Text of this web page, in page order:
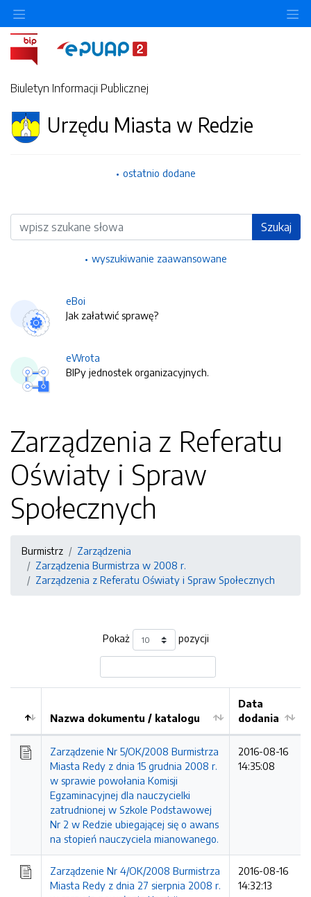
Biuletyn Informacji Publicznej
Urzędu Miasta w Redzie
ostatnio dodane
Wyszukiwarka Szukaj
wyszukiwanie zaawansowane
eBoi
Jak załatwić sprawę?
eWrota
BIPy jednostek organizacyjnych.
Zarządzenia z Referatu
Oświaty i Spraw
Społecznych
Burmistrz
Zarządzenia
Zarządzenia Burmistrza w 2008 r.
Zarządzenia z Referatu Oświaty i Spraw Społecznych
Pokaż pozycji
Kolejność
Nazwa dokumentu / katalogu
Data
dodania
Zarządzenie Nr 5/OK/2008 Burmistrza
Miasta Redy z dnia 15 grudnia 2008 r.
w sprawie powołania Komisji
Egzaminacyjnej dla nauczycielki
zatrudnionej w Szkole Podstawowej
Nr 2 w Redzie ubiegającej się o awans
na stopień nauczyciela mianowanego.
2016-08-16
14:35:08
Zarządzenie Nr 4/OK/2008 Burmistrza
Miasta Redy z dnia 27 sierpnia 2008 r.
2016-08-16
14:32:13